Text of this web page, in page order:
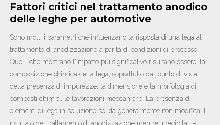
Fattori critici nel trattamento anodico
delle leghe per automotive
Sono molti i parametri che influenzano la risposta di una lega al
trattamento di anodizzazione a parità di condizioni di processo.
Quelli che mostrano l'impatto più significativo risultano essere: la
composizione chimica della lega, soprattutto dal punto di vista
della presenza di impurezze, la dimensione e la morfologia di
composti chimici, le lavorazioni meccaniche. La presenza di
elementi di lega in soluzione solida generalmente non modifica il
risultato del trattamento di anodizzazione mentre, precipitati e